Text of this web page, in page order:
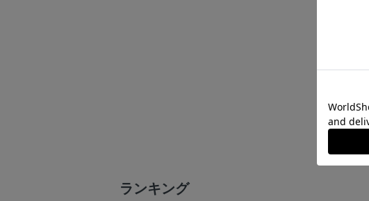
ランキング